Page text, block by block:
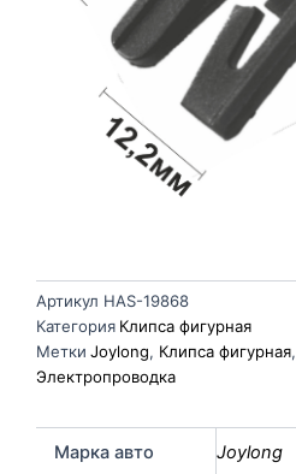
Артикул HAS-19868
Категория Клипса фигурная
Метки Joylong, Клипса фигурная,
Электропроводка
Марка авто Joylong